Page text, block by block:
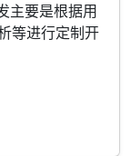
主要是根据用
等进行定制开